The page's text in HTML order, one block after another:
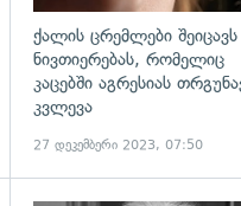
ქალის ცრემლები შეიცავს
ნივთიერებას, რომელიც
კაცებში აგრესიას
კვლევა
27 დეკემბერი 2023, 07:50